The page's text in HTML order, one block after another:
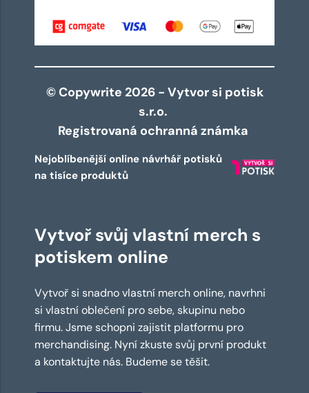
© Copywrite 2026 - Vytvor si potisk
s.r.o.
Registrovaná ochranná známka
Nejoblíbenější online návrhář potisků
na tisíce produktů
Vytvoř svůj vlastní merch s
potiskem online
Vytvoř si snadno vlastní merch online, navrhni
si vlastní oblečení pro sebe, skupinu nebo
firmu. Jsme schopni zajistit platformu pro
merchandising. Nyní zkuste svůj první produkt
a kontaktujte nás. Budeme se těšit.